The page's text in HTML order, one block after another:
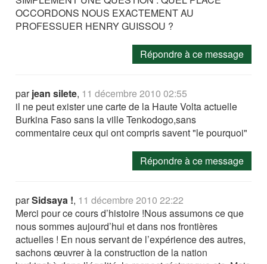
OCCORDONS NOUS EXACTEMENT AU
PROFESSUER HENRY GUISSOU ?
Répondre à ce message
parjean silete, 11 décembre 2010 02:55
il ne peut exister une carte de la Haute Volta actuelle
Burkina Faso sans la ville Tenkodogo,sans
commentaire ceux qui ont compris savent "le pourquoi"
Répondre à ce message
parSidsaya !, 11 décembre 2010 22:22
Merci pour ce cours d’histoire !Nous assumons ce que
nous sommes aujourd’hui et dans nos frontières
actuelles ! En nous servant de l’expérience des autres,
sachons œuvrer à la construction de la nation